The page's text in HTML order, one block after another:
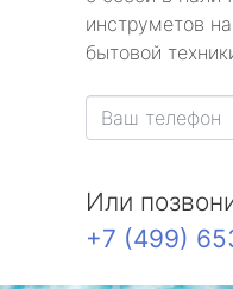
инструметов
бытовой
Или
+7 (499)